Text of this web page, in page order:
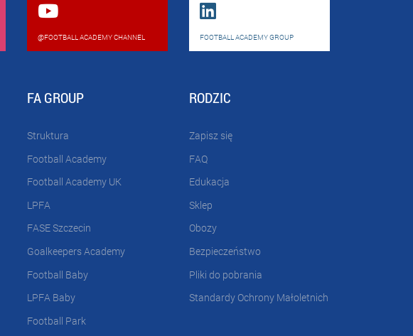
@FOOTBALL ACADEMY CHANNEL FOOTBALL ACADEMY GROUP
FA GROUP
Struktura
Football Academy
Football Academy UK
LPFA
FASE Szczecin
Goalkeepers Academy
Football Baby
LPFA Baby
Football Park
RODZIC
Zapisz się
FAQ
Edukacja
Sklep
Obozy
Bezpieczeństwo
Pliki do pobrania
Standardy Ochrony Małoletnich